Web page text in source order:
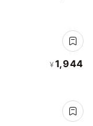
¥ 1,944